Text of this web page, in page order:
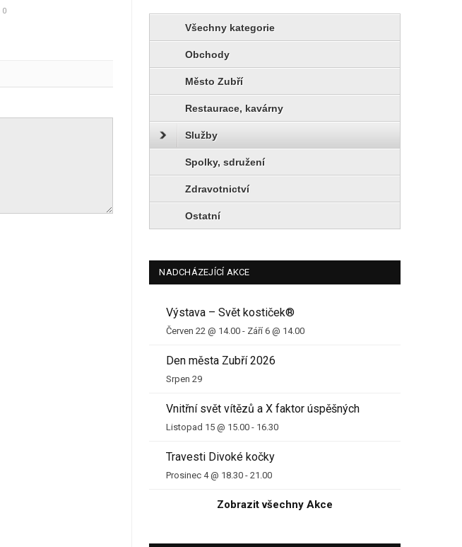
0
Všechny kategorie
Obchody
Město Zubří
Restaurace, kavárny
Služby
Spolky, sdružení
Zdravotnictví
Ostatní
NADCHÁZEJÍCÍ AKCE
Výstava – Svět kostiček®
Červen 22 @ 14.00 - Září 6 @ 14.00
Den města Zubří 2026
Srpen 29
Vnitřní svět vítězů a X faktor úspěšných
Listopad 15 @ 15.00 - 16.30
Travesti Divoké kočky
Prosinec 4 @ 18.30 -21.00
Zobrazit všechny Akce